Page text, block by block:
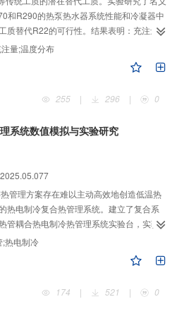
和R290的热泵热水器系统性能和冷凝器中
质替代R22的可行性。结果表明：充注量
度分布均有显著影响；R1270系统和R290
）下分别获得最大COP为4.443和4.317；
现2个传热窄点和2个最大传热温差，且其
现位置均随充注量的变化而出现相似的
和R290系统在最佳充注量下均获得明显占
在热泵热水器中替代R22时优势更显
量;温度分布
255
| 296 | 0
系统数值模拟与实验研究
管理方案存在难以主动高效地创造低温热
热电制冷复合热管理系统。建立了复合系
管耦合热电制冷热管理系统实验台，实验
的复合热管理系统利用热电制冷片在有
热沉，并通过耦合平板热管解决了热电制
工作电流下，热电制冷片性能均远优于基
制冷片最佳工况下制冷量有效提升
;热电制冷
174
| 521 | 0